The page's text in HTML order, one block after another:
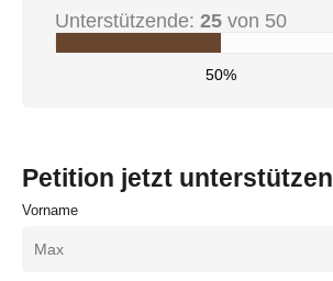
Unterstützende: 25 von 50
50%
Petition jetzt unterstützen
Vorname